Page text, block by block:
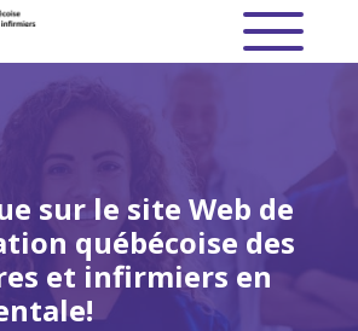
sur le site Web de
québécoise des
et infirmiers en